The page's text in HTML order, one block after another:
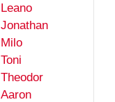
Leano
Jonathan
Milo
Toni
Theodor
Aaron